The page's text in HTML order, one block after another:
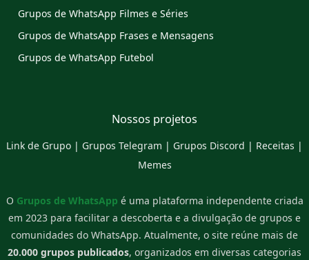
Grupos de WhatsApp Filmes e Séries
Grupos de WhatsApp Frases e Mensagens
Grupos de WhatsApp Futebol
Nossos projetos
Link de Grupo | Grupos Telegram | Grupos Discord | Receitas |
Memes
O Grupos de WhatsApp é uma plataforma independente criada
em 2023 para facilitar a descoberta e a divulgação de grupos e
comunidades do WhatsApp. Atualmente, o site reúne mais de
20.000 grupos publicados, organizados em diversas categorias